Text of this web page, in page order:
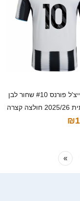
גברים רייצ'ל פורנס #10 שחור לבן
קצרה
»